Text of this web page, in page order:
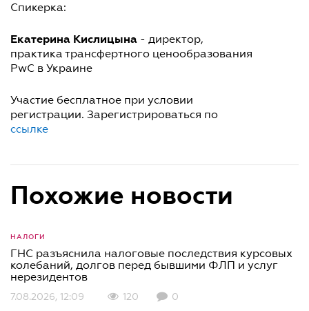
Спикерка:
Екатерина Кислицына - директор,
практика трансфертного ценообразования
PwC в Украине
Участие бесплатное при условии
регистрации. Зарегистрироваться по
ссылке
Похожие новости
НАЛОГИ
ГНС разъяснила налоговые последствия курсовых
колебаний, долгов перед бывшими ФЛП и услуг
нерезидентов
7.08.2026, 12:09 120 0